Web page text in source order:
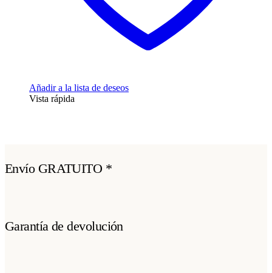
Añadir a la lista de deseos
Vista rápida
Envío GRATUITO *
Garantía de devolución